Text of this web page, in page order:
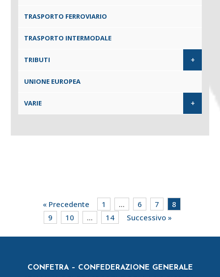
TRASPORTO FERROVIARIO
TRASPORTO INTERMODALE
TRIBUTI +
UNIONE EUROPEA
VARIE +
« Precedente 1 … 6 7
8
9
10 … 14 Successivo »
CONFETRA – CONFEDERAZIONE GENERALE